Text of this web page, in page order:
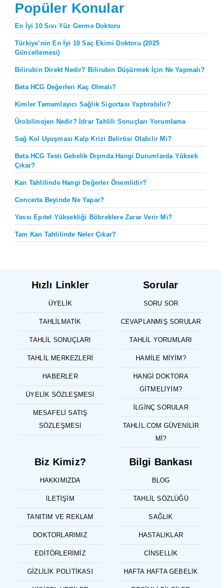
Popüler Konular
En İyi 10 Sıvı Yüz Germe Doktoru
Türkiye’nin En İyi 10 Saç Ekimi Doktoru (2025
Güncellemesi)
Bilirubin Direkt Nedir? Bilirubin Düşürmek İçin Ne Yapmalı?
Beta HCG Değerleri Kaç Olmalı?
Kimler Tamamlayıcı Sağlık Sigortası Yaptırabilir?
Ürobilinojen Nedir? İdrar Tahlili Sonuçları Yorumlama
Sağ Kol Uyuşması Kalp Krizi Belirtisi Olabilir Mi?
Beta HCG Testi Gebelik Dışında Hangi Durumlarda Yüksek
Çıkar?
Kan Tahlilinde Hangi Değerler Önemlidir?
Concerta Beyinde Ne Yapar?
Yassı Epitel Yüksekliği Böbreklere Zarar Verir Mi?
Tam Kan Tahlilinde Neler Çıkar?
Hızlı Linkler
ÜYELIK
TAHLILMATIK
TAHLIL SONUÇLARI
TAHLIL MERKEZLERI
HABERLER
ÜYELIK SÖZLEŞMESI
MESAFELI SATIŞ
SÖZLEŞMESI
Sorular
SORU SOR
CEVAPLANMIŞ SORULAR
TAHLIL YORUMLARI
HAMILE MIYIM?
HANGI DOKTORA
GITMELIYIM?
İLGINÇ SORULAR
TAHLIL.COM GÜVENILIR
MI?
Biz Kimiz?
HAKKIMIZDA
İLETIŞIM
TANITIM VE REKLAM
DOKTORLARIMIZ
EDITÖRLERIMIZ
GIZLILIK POLITIKASI
Bilgi Bankası
BLOG
TAHLIL SÖZLÜĞÜ
SAĞLIK
HASTALIKLAR
CINSELLIK
HAFTA HAFTA GEBELIK